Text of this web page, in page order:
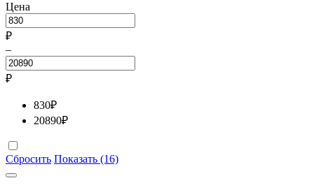
Цена
₽
–
₽
830₽
20890₽
Сбросить Показать (16)